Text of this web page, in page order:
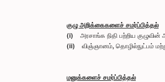
குழு அறிக்கைகளைச் சமர்ப்பித்தல்
(i) அரசாங்க நிதி பற்றிய
(ii) விஞ்ஞானம், தொழில்நுட்பம்
மனுக்களைச் சமர்ப்பித்தல்